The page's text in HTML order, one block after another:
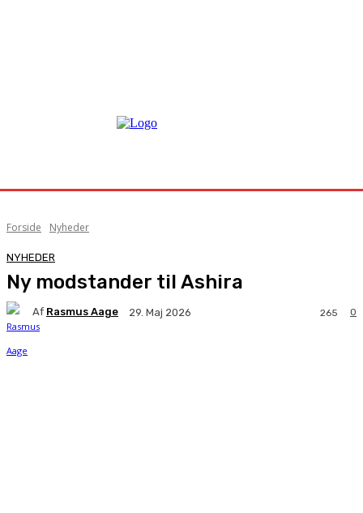
Forside Nyheder
NYHEDER
Ny modstander til Ashira
Af Rasmus Aage 29. Maj 2026 0
265